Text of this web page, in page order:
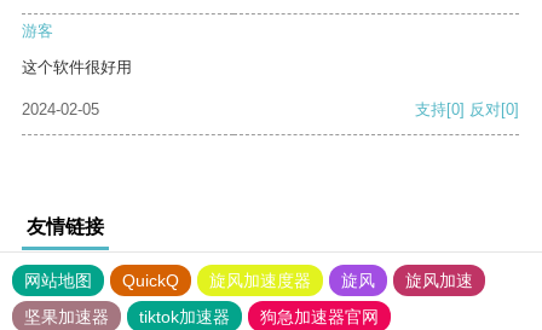
游客
这个软件很好用
2024-02-05 支持[0] 反对[0]
友情链接
网站地图 QuickQ 旋风加速度器 旋风
旋风加速
坚果加速器
tiktok加速器
狗急加速器官网